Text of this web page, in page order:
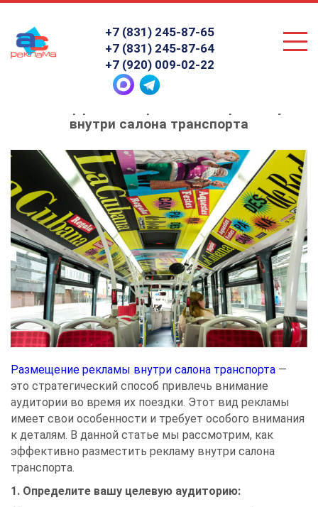
+7 (831) 245-87-65
+7 (831) 245-87-64
+7 (920) 009-02-22
внутри салона транспорта
Размещение рекламы внутри салона транспорта —
это стратегический способ привлечь внимание
аудитории во время их поездки. Этот вид рекламы
имеет свои особенности и требует особого внимания
к деталям. В данной статье мы рассмотрим, как
эффективно разместить рекламу внутри салона
транспорта.
1. Определите вашу целевую аудиторию: